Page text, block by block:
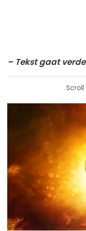
– Tekst gaat